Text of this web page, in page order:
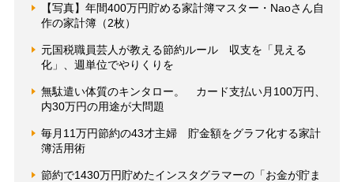
【写真】年間400万円貯める家計簿マスター・Naoさん自
作の家計簿（2枚）
元国税職員芸人が教える節約ルール 収支を「見える
化」、週単位でやりくりを
無駄遣い体質のキンタロー。 カード支払い月100万円、
内30万円の用途が大問題
毎月11万円節約の43才主婦 貯金額をグラフ化する家計
簿活用術
節約で1430万円貯めたインスタグラマーの「お金が貯ま